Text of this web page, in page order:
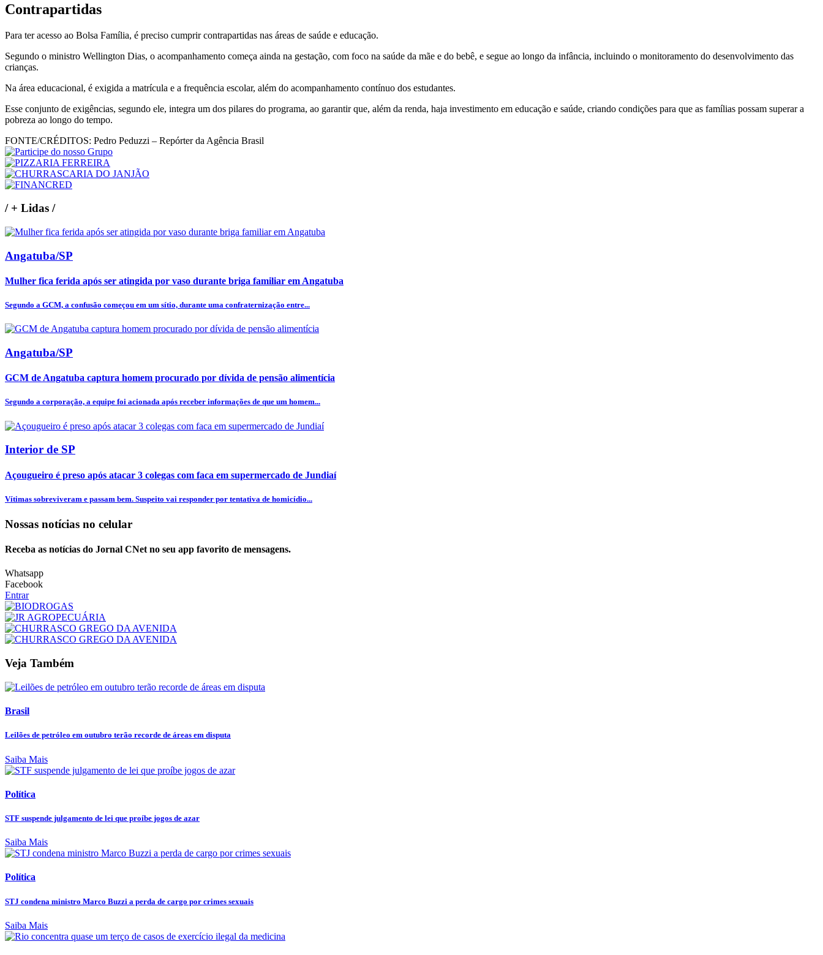
Contrapartidas
Para ter acesso ao Bolsa Família, é preciso cumprir contrapartidas nas áreas de saúde e educação.
Segundo o ministro Wellington Dias, o acompanhamento começa ainda na gestação, com foco na saúde da mãe e do bebê, e segue ao longo da infância, incluindo o monitoramento do desenvolvimento das
crianças.
Na área educacional, é exigida a matrícula e a frequência escolar, além do acompanhamento contínuo dos estudantes.
Esse conjunto de exigências, segundo ele, integra um dos pilares do programa, ao garantir que, além da renda, haja investimento em educação e saúde, criando condições para que as famílias possam superar a
pobreza ao longo do tempo.
FONTE/CRÉDITOS: Pedro Peduzzi – Repórter da Agência Brasil
/+ Lidas /
Angatuba/SP
Mulher fica ferida após ser atingida por vaso durante briga familiar em Angatuba
Segundo a GCM, a confusão começou em um sítio, durante uma confraternização entre...
Angatuba/SP
GCM de Angatuba captura homem procurado por dívida de pensão alimentícia
Segundo a corporação, a equipe foi acionada após receber informações de que um homem...
Interior de SP
Açougueiro é preso após atacar 3 colegas com faca em supermercado de Jundiaí
Vítimas sobreviveram e passam bem. Suspeito vai responder por tentativa de homicídio...
Nossas notícias no celular
Receba as notícias do Jornal CNet no seu app favorito de mensagens.
Whatsapp
Facebook
Entrar
Veja Também
Brasil
Leilões de petróleo em outubro terão recorde de áreas em disputa
Saiba Mais
Política
STF suspende julgamento de lei que proíbe jogos de azar
Saiba Mais
Política
STJ condena ministro Marco Buzzi a perda de cargo por crimes sexuais
Saiba Mais